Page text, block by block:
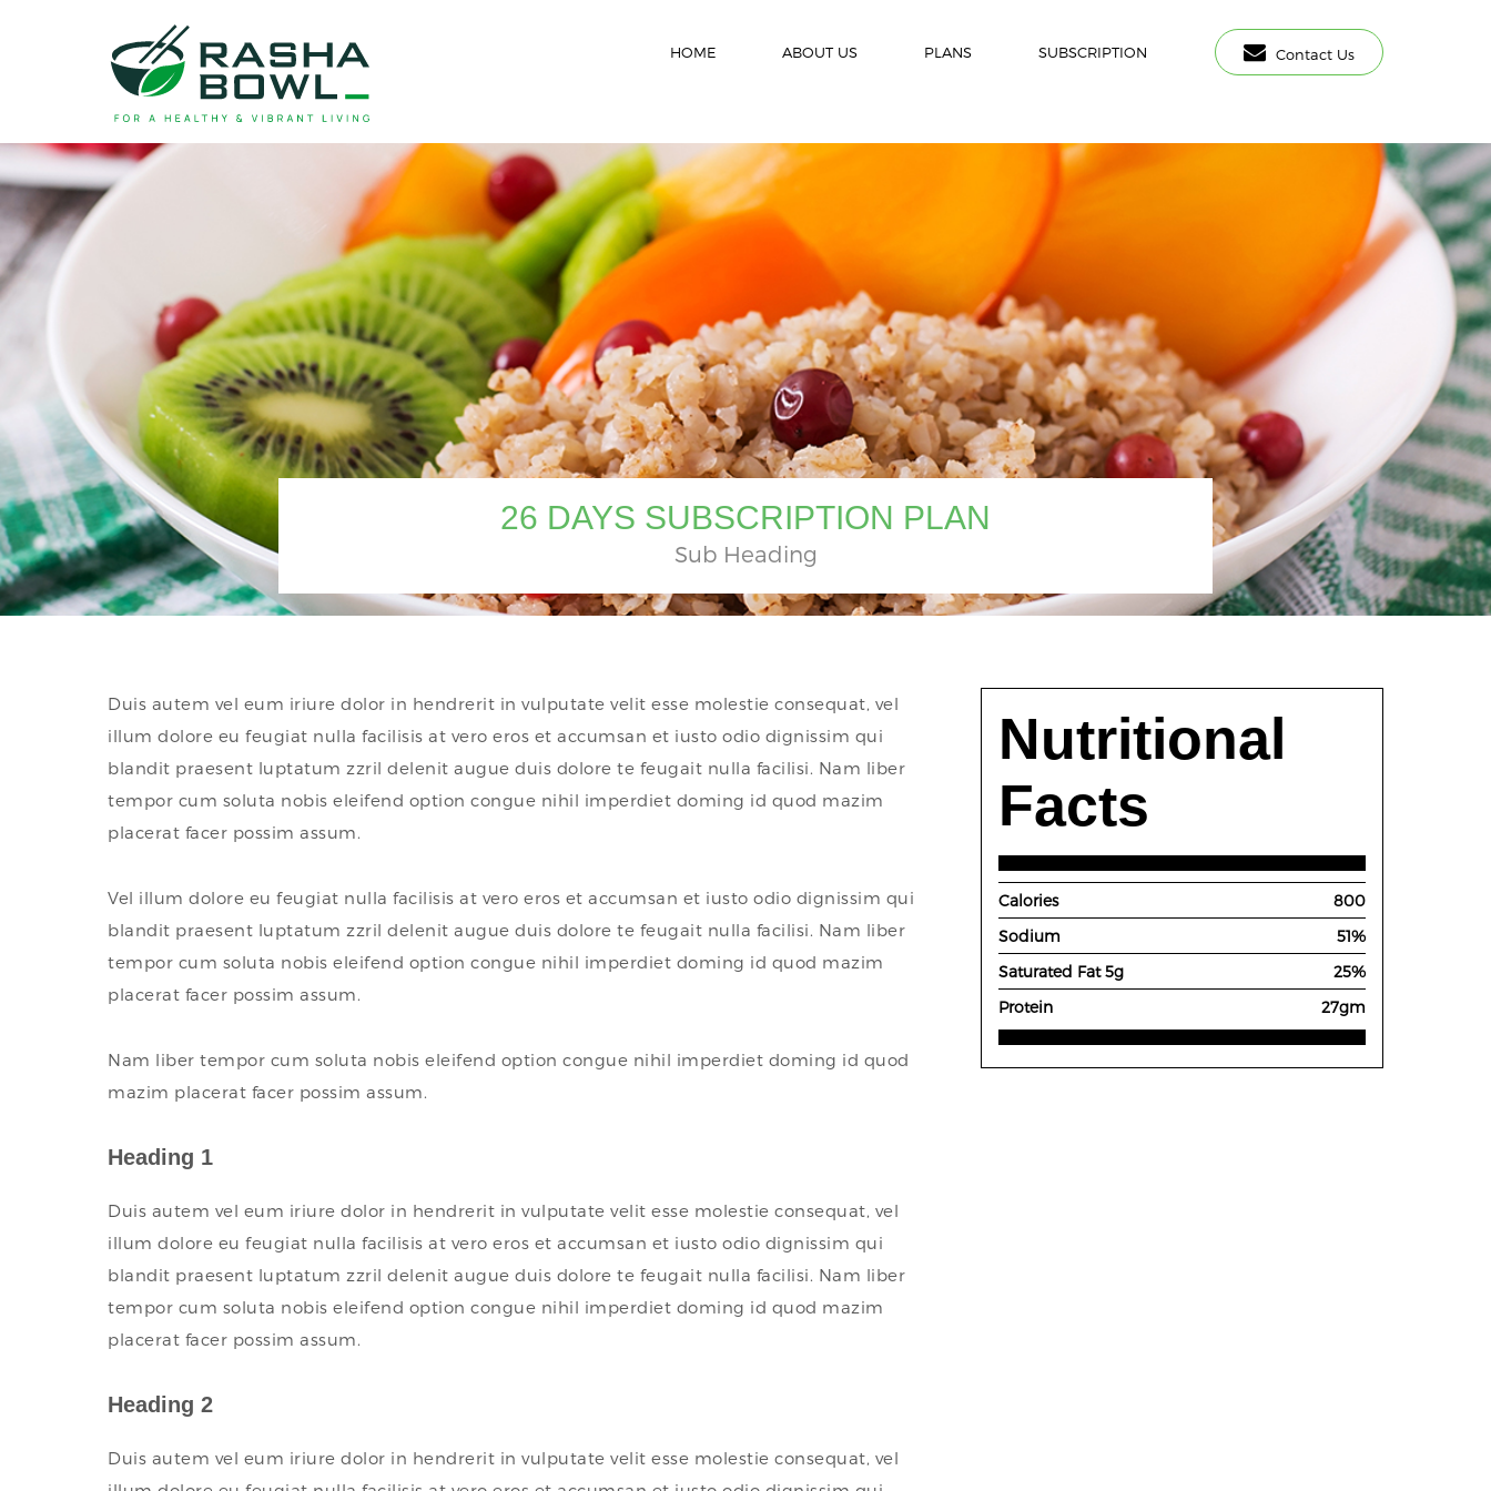
HOME ABOUT US PLANS SUBSCRIPTION Contact Us
26 DAYS SUBSCRIPTION PLAN
Sub Heading
Duis autem vel eum iriure dolor in hendrerit in vulputate velit esse molestie consequat, vel
illum dolore eu feugiat nulla facilisis at vero eros et accumsan et iusto odio dignissim qui
blandit praesent luptatum zzril delenit augue duis dolore te feugait nulla facilisi. Nam liber
tempor cum soluta nobis eleifend option congue nihil imperdiet doming id quod mazim
placerat facer possim assum.
Vel illum dolore eu feugiat nulla facilisis at vero eros et accumsan et iusto odio dignissim qui
blandit praesent luptatum zzril delenit augue duis dolore te feugait nulla facilisi. Nam liber
tempor cum soluta nobis eleifend option congue nihil imperdiet doming id quod mazim
placerat facer possim assum.
Nam liber tempor cum soluta nobis eleifend option congue nihil imperdiet doming id quod
mazim placerat facer possim assum.
Heading 1
Duis autem vel eum iriure dolor in hendrerit in vulputate velit esse molestie consequat, vel
illum dolore eu feugiat nulla facilisis at vero eros et accumsan et iusto odio dignissim qui
blandit praesent luptatum zzril delenit augue duis dolore te feugait nulla facilisi. Nam liber
tempor cum soluta nobis eleifend option congue nihil imperdiet doming id quod mazim
placerat facer possim assum.
Heading 2
Duis autem vel eum iriure dolor in hendrerit in vulputate velit esse molestie consequat, vel
Nutritional
Facts
Calories
800
Sodium
51%
Saturated Fat 5g
25%
Protein
27gm